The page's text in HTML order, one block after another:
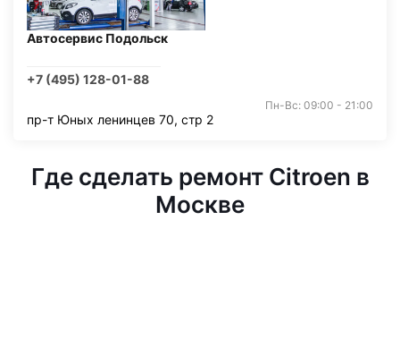
Автосервис Подольск
+7 (495) 128-01-88
Пн-Вс: 09:00 - 21:00
пр-т Юных ленинцев 70, стр 2
Где сделать ремонт Citroen в
Москве